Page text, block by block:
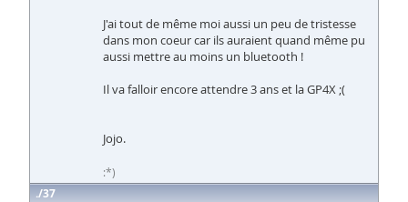
J'ai tout de même moi aussi un peu de tristesse
dans mon coeur car ils auraient quand même pu
aussi mettre au moins un bluetooth !
Il va falloir encore attendre 3 ans et la GP4X ;(
Jojo.
:*)
37